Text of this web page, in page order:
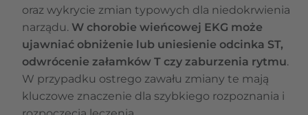
oraz wykrycie zmian typowych dla niedokrwienia
narządu. W chorobie wieńcowej EKG może
ujawniać obniżenie lub uniesienie odcinka ST,
odwrócenie załamków T czy zaburzenia rytmu.
W przypadku ostrego zawału zmiany te mają
kluczowe znaczenie dla szybkiego rozpoznania i